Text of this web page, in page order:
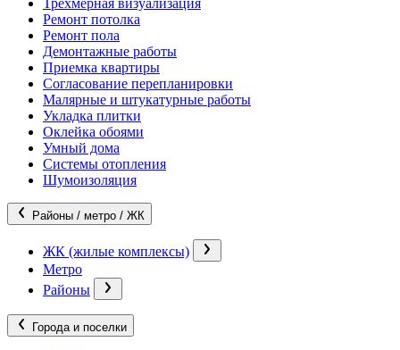
Трехмерная визуализация
Ремонт потолка
Ремонт пола
Демонтажные работы
Приемка квартиры
Согласование перепланировки
Малярные и штукатурные работы
Укладка плитки
Оклейка обоями
Умный дома
Системы отопления
Шумоизоляция
Районы / метро / ЖК
ЖК (жилые комплексы)
Метро
Районы
Города и поселки